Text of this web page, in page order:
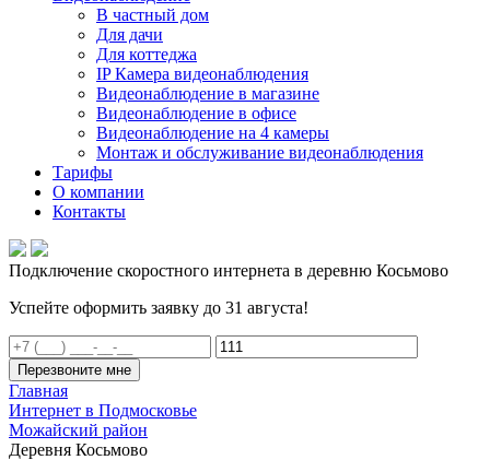
В частный дом
Для дачи
Для коттеджа
IP Камера видеонаблюдения
Видеонаблюдение в магазине
Видеонаблюдение в офисе
Видеонаблюдение на 4 камеры
Монтаж и обслуживание видеонаблюдения
Тарифы
О компании
Контакты
Подключение скоростного интернета в деревню Косьмово
Успейте оформить заявку до 31 августа!
Перезвоните мне
Главная
Интернет в Подмосковье
Можайский район
Деревня Косьмово